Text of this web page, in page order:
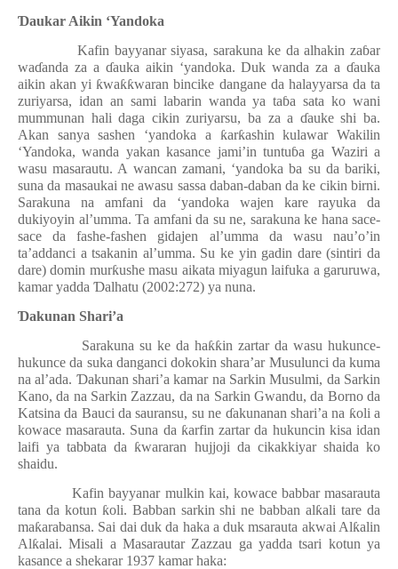
Ɗaukar Aikin ‘Yandoka
Kafin bayyanar siyasa, sarakuna ke da alhakin zaɓar
waɗanda za a ɗauka aikin ‘yandoka. Duk wanda za aɗauka
aikin akan yi ƙwaƙƙwaran bincike dangane da halayyarsa da ta
zuriyarsa, idan an sami labarin wanda ya taɓa sata ko wani
mummunan hali daga cikin zuriyarsu, ba za a ɗauke shi ba.
Akan sanya sashen ‘yandoka a ƙarƙashin kulawar Wakilin
‘Yandoka, wanda yakan kasance jami’in tuntuɓa ga Waziri a
wasu masarautu. A wancan zamani, ‘yandoka ba su da bariki,
suna da masaukai ne awasu sassa daban-daban da ke cikin birni.
Sarakuna na amfani da ‘yandoka wajen kare rayuka da
dukiyoyin al’umma. Ta amfani da su ne, sarakuna ke hana sace-
sace da fashe-fashen gidajen al’umma da wasu nau’o’in
ta’addanci a tsakanin al’umma. Su ke yin gadin dare (sintiri da
dare) domin murƙushe masu aikata miyagun laifuka a garuruwa,
kamar yadda Ɗalhatu (2002:272) ya nuna.
Ɗakunan Shari’a
Sarakuna su ke da haƙƙin zartar da wasu hukunce-
hukunce da suka danganci dokokin shara’ar Musulunci da kuma
na al’ada. Ɗakunan shari’a kamar na Sarkin Musulmi, da Sarkin
Kano, da na Sarkin Zazzau, da na Sarkin Gwandu, da Borno da
Katsina da Bauci da sauransu, su ne ɗakunanan shari’a na ƙoli a
kowace masarauta. Suna da ƙarfin zartar da hukuncin kisa idan
laifi ya tabbata da ƙwararan hujjoji da cikakkiyar shaida ko
shaidu.
Kafin bayyanar mulkin kai, kowace babbar masarauta
tana da kotun ƙoli. Babban sarkin shi ne babban alƙali tare da
maƙarabansa. Sai dai duk da haka a duk msarauta akwai Alƙalin
Alƙalai. Misali a Masarautar Zazzau ga yadda tsari kotun ya
kasance a shekarar 1937 kamar haka: